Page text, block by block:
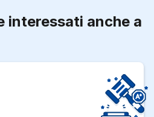
interessati anche a